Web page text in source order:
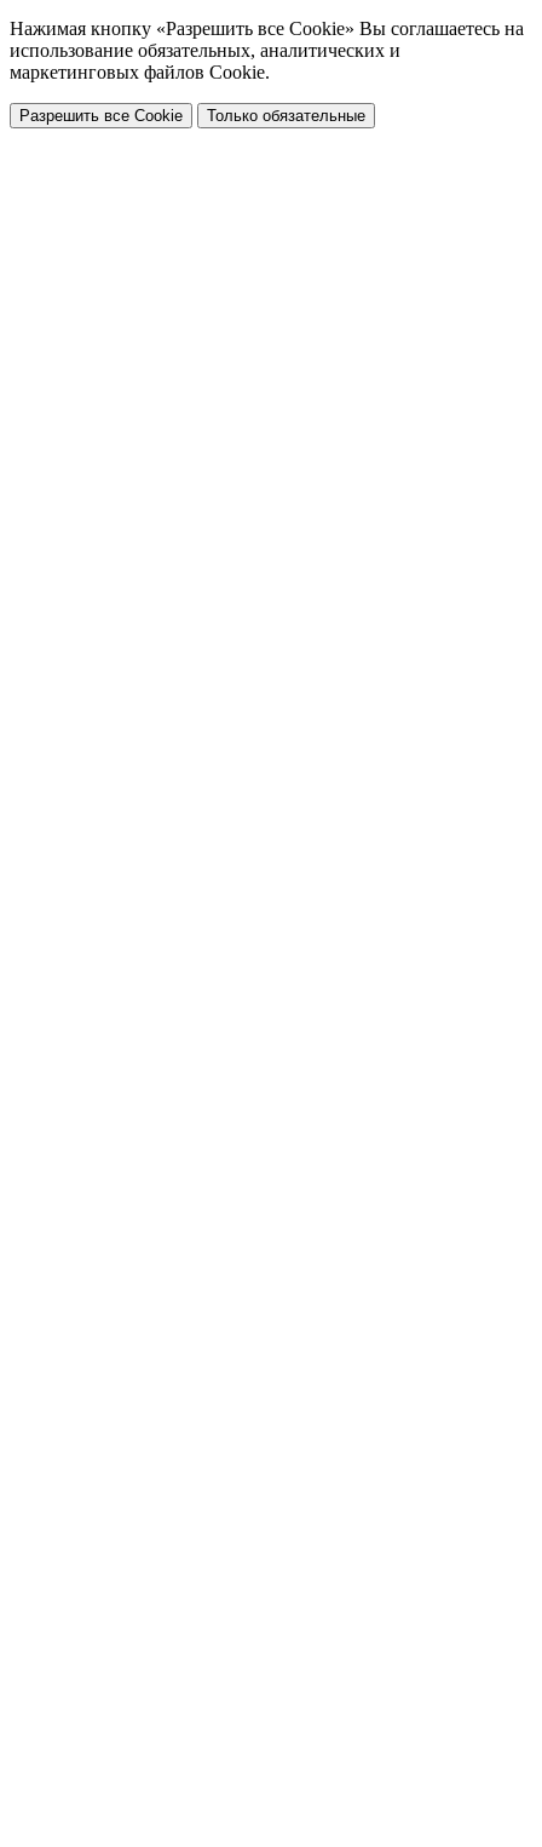
Нажимая кнопку «Разрешить все Cookie» Вы соглашаетесь на
использование обязательных, аналитических и
маркетинговых файлов Cookie.
Разрешить все Cookie Только обязательные